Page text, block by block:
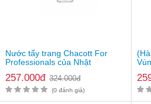
dụng thay thế thuốc chữa bệnh.
địa từng người
Nước tẩy trang Chacott For
Professionals của Nhật
257.000đ 324.000đ
(0 đánh giá)